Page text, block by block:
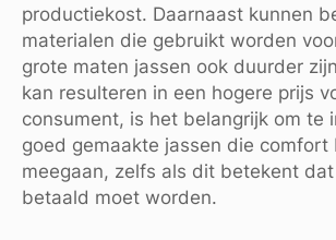
productiekost. Daarnaast kunnen
materialen die gebruikt worden
grote maten jassen ook duurder
kan resulteren in een hogere prijs
consument, is het belangrijk om te
goed gemaakte jassen die comfort
meegaan, zelfs als dit betekent
betaald moet worden.